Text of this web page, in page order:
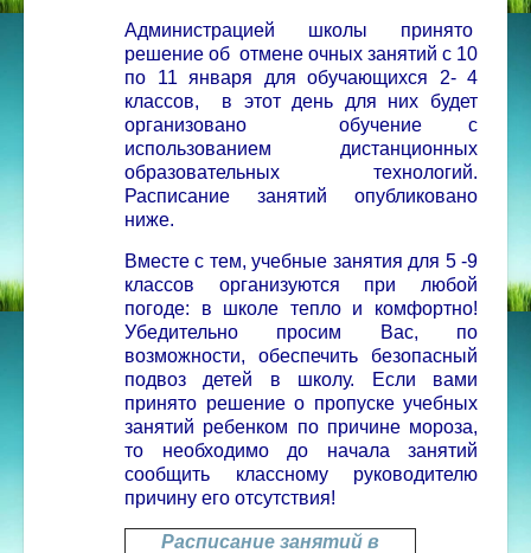
Администрацией школы принято
решение об отмене очных занятий с 10
по 11 января для обучающихся 2- 4
классов, в этот день для них будет
организовано обучение с
использованием дистанционных
образовательных технологий.
Расписание занятий опубликовано
ниже.
Вместе с тем, учебные занятия для 5 -9
классов организуются при любой
погоде: в школе тепло и комфортно!
Убедительно просим Вас, по
возможности, обеспечить безопасный
подвоз детей в школу. Если вами
принято решение о пропуске учебных
занятий ребенком по причине мороза,
то необходимо до начала занятий
сообщить классному руководителю
причину его отсутствия!
Расписание занятий в